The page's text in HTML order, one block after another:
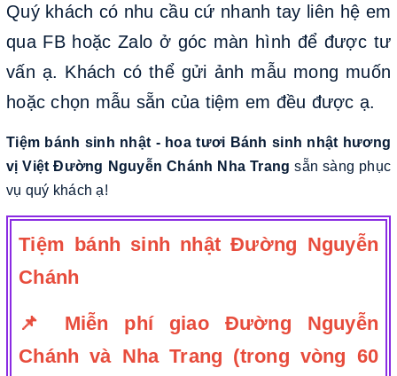
Quý khách có nhu cầu cứ nhanh tay liên hệ em
qua FB hoặc Zalo ở góc màn hình để được tư
vấn ạ. Khách có thể gửi ảnh mẫu mong muốn
hoặc chọn mẫu sẵn của tiệm em đều được ạ.
Tiệm bánh sinh nhật - hoa tươi Bánh sinh nhật hương
vị Việt Đường Nguyễn Chánh Nha Trang sẵn sàng phục
vụ quý khách ạ!
Tiệm bánh sinh nhật Đường Nguyễn
Chánh
📌 Miễn phí giao Đường Nguyễn
Chánh và Nha Trang (trong vòng 60